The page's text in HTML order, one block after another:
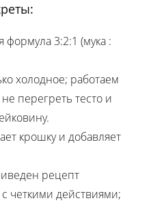
формула 3:2:1 (мука :
холодное; работаем
перегреть тесто и
крошку и добавляет
рецепт
четкими действиями;